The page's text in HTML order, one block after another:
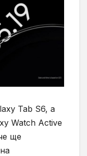
Tab S6, а
Watch Active
ще